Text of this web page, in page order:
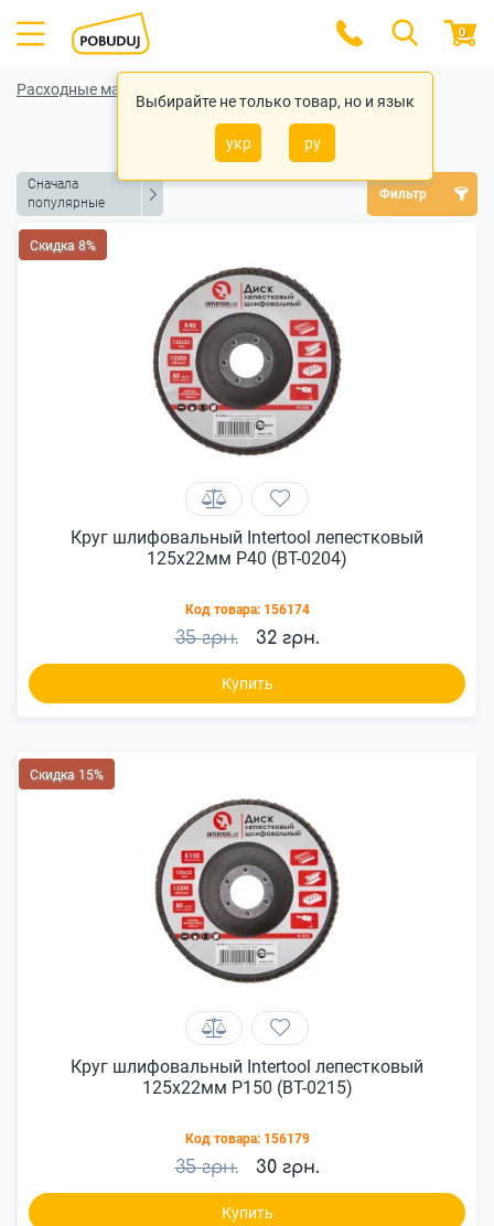
Выбирайте не только товар, но и язык
укр ру
0
Расходные материалы для инструментов
Круги лепестковые
Сначала
популярные
Фильтр
Скидка 8%
Круг шлифовальный Intertool лепестковый
125x22мм P40 (BT-0204)
Код товара: 156174
35 грн. 32 грн.
Купить
Скидка 15%
Круг шлифовальный Intertool лепестковый
125x22мм P150 (BT-0215)
Код товара: 156179
35 грн. 30 грн.
Купить